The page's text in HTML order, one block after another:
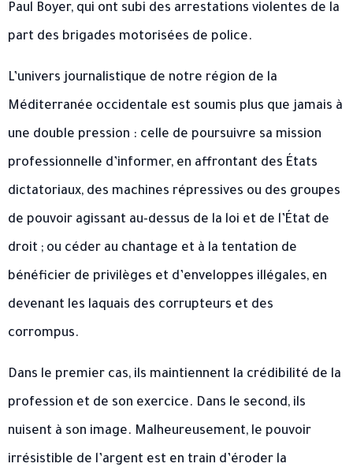
Paul Boyer, qui ont subi des arrestations violentes de la
part des brigades motorisées de police.
L’univers journalistique de notre région de la
Méditerranée occidentale est soumis plus que jamais à
une double pression : celle de poursuivre sa mission
professionnelle d’informer, en affrontant des États
dictatoriaux, des machines répressives ou des groupes
de pouvoir agissant au-dessus de la loi et de l’État de
droit ; ou céder au chantage et à la tentation de
bénéficier de privilèges et d’enveloppes illégales, en
devenant les laquais des corrupteurs et des
corrompus.
Dans le premier cas, ils maintiennent la crédibilité de la
profession et de son exercice. Dans le second, ils
nuisent à son image. Malheureusement, le pouvoir
irrésistible de l’argent est en train d’éroder la